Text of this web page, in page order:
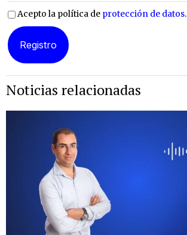
Acepto la política de protección de datos.
Noticias relacionadas